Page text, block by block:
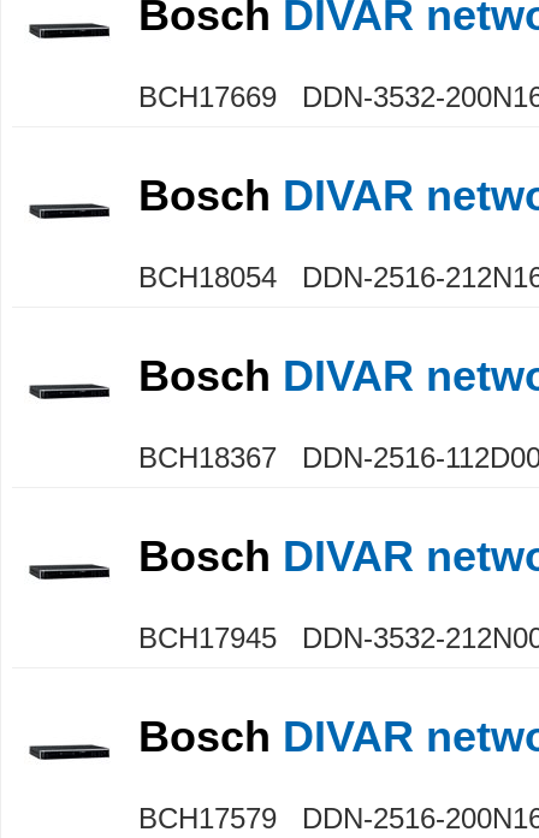
Bosch DIVAR
BCH17669 DDN-3532-
Bosch DIVAR
BCH18054 DDN-2516-
Bosch DIVAR
BCH18367 DDN-2516-
Bosch DIVAR
BCH17945 DDN-3532-
Bosch DIVAR
BCH17579 DDN-2516-